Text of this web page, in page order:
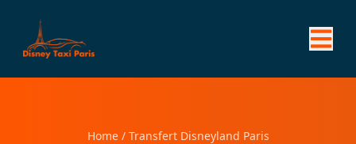
Home /Transfert Disneyland Paris